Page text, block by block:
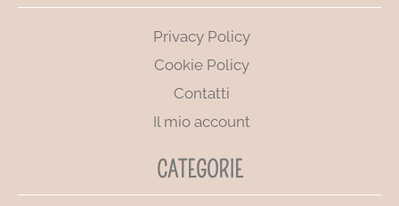
Privacy Policy
Cookie Policy
Contatti
Il mio account
CATEGORIE